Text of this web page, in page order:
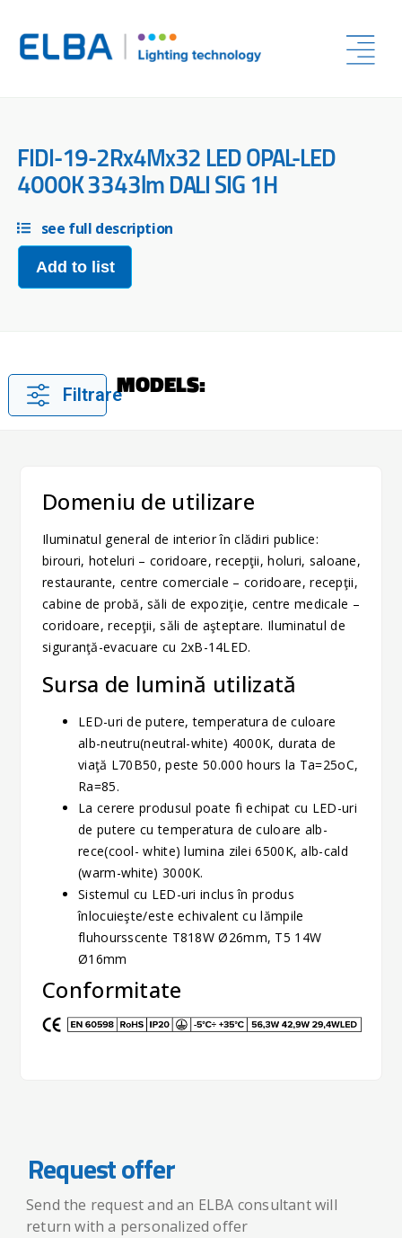
FIDI-19-2Rx4Mx32 LED OPAL-LED
4000K 3343lm DALI SIG 1H
see full description
Add to list
FiltrareMODELS:
Domeniu de utilizare
Iluminatul general de interior în clădiri publice:
birouri, hoteluri – coridoare, recepţii, holuri, saloane,
restaurante, centre comerciale – coridoare, recepţii,
cabine de probă, săli de expoziţie, centre medicale –
coridoare, recepţii, săli de aşteptare. Iluminatul de
siguranţă-evacuare cu 2xB-14LED.
Sursa de lumină utilizată
LED-uri de putere, temperatura de culoare
alb-neutru(neutral-white) 4000K, durata de
viaţă L70B50, peste 50.000 hours la Ta=25oC,
Ra=85.
La cerere produsul poate fi echipat cu LED-uri
de putere cu temperatura de culoare alb-
rece(cool- white) lumina zilei 6500K, alb-cald
(warm-white) 3000K.
Sistemul cu LED-uri inclus în produs
înlocuieşte/este echivalent cu lămpile
fluhoursscente T818W Ø26mm, T5 14W
Ø16mm
Conformitate
Request offer
Send the request and an ELBA consultant will
return with a personalized offer